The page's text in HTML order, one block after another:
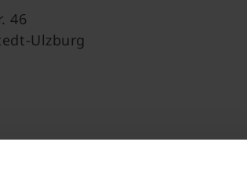
46
Ulzburg